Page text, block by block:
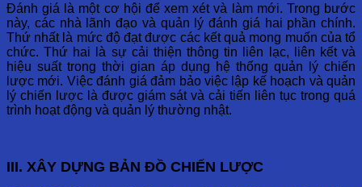
Đánh giá là một cơ hội để xem xét và làm mới. Trong bước
này, các nhà lãnh đạo và quản lý đánh giá hai phần chính.
Thứ nhất là mức độ đạt được các kết quả mong muốn của tổ
chức. Thứ hai là sự cải thiện thông tin liên lạc, liên kết và
hiệu suất trong thời gian áp dụng hệ thống quản lý chiến
lược mới. Việc đánh giá đảm bảo việc lập kế hoạch và quản
lý chiến lược là được giám sát và cải tiến liên tục trong quá
trình hoạt động và quản lý thường nhật.
III. XÂY DỰNG BẢN ĐỒ CHIẾN LƯỢC